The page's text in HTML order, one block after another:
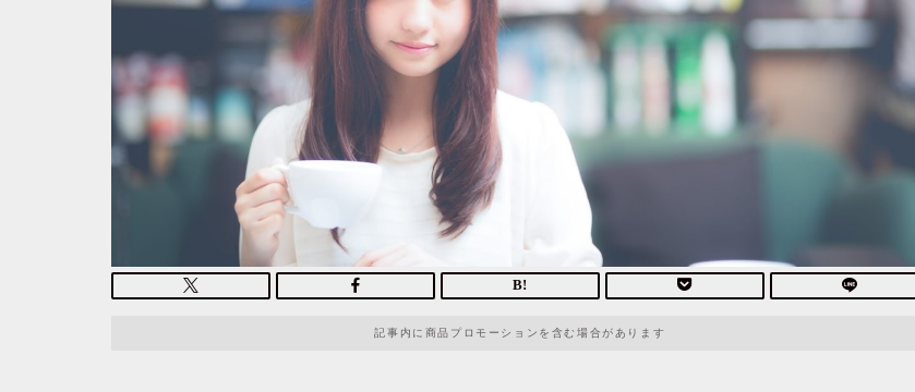
記事内に商品プロモーションを含む場合があります